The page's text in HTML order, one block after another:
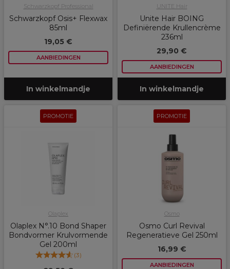
Schwarzkopf Professional
Schwarzkopf Osis+ Flexwax
85ml
19,05 €
AANBIEDINGEN
In winkelmandje
UNITE Hair
Unite Hair BOING
Definiërende Krullencrème
236ml
29,90 €
AANBIEDINGEN
In winkelmandje
PROMOTIE
Olaplex
Olaplex N°.10 Bond Shaper
Bondvormer Krulvormende
Gel 200ml
(3)
PROMOTIE
Osmo
Osmo Curl Revival
Regeneratieve Gel 250ml
16,99 €
AANBIEDINGEN